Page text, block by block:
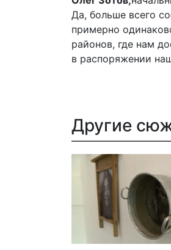
Да, больше всего
примерно
районов, где нам
в распоряжении
Другие